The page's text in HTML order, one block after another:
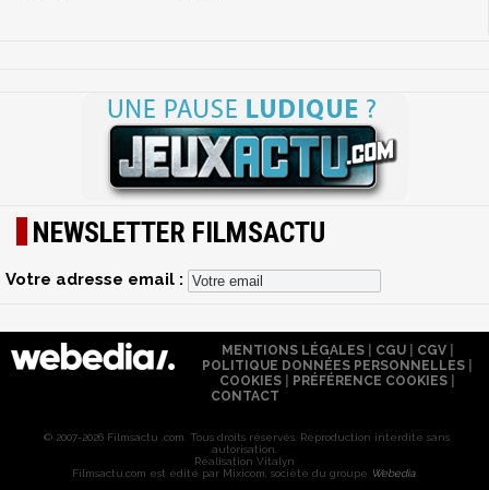
NEWSLETTER FILMSACTU
Votre adresse email :
MENTIONS LÉGALES| CGU| CGV|
POLITIQUE DONNÉES PERSONNELLES
COOKIES
PRÉFÉRENCE COOKIES
CONTACT
© 2007-2026 Filmsactu .com. Tous droits réservés. Reproduction interdite sans
autorisation.
Réalisation Vitalyn
Filmsactu .com est édité par Mixicom, société du groupe Webedia.